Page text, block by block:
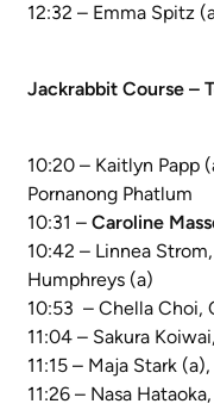
12:32 – Emma Spitz
Jackrabbit Course –
10:20 – Kaitlyn Papp
Pornanong Phatlum
10:31 – Caroline
10:42 – Linnea
Humphreys (a)
10:53 – Chella Choi,
11:04 – Sakura
11:15 – Maja Stark
11:26 – Nasa